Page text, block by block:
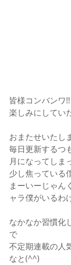
皆様コンバンワ!!
楽しみにしてい
おまたせいたし
毎日更新するつ
月になってしま
少し焦っている
まーいーじゃん
ャラ僕がいるわ
なかなか習慣化
で
不定期連載の人
なと(^^)